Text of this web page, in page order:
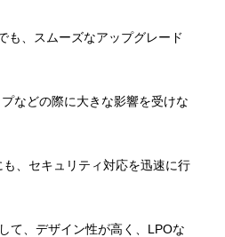
も、スムーズなアップグレード
などの際に大きな影響を受けな
、セキュリティ対応を迅速に行
て、デザイン性が高く、LPOな